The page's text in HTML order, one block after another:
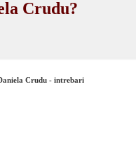
Crudu?
Crudu - intrebari